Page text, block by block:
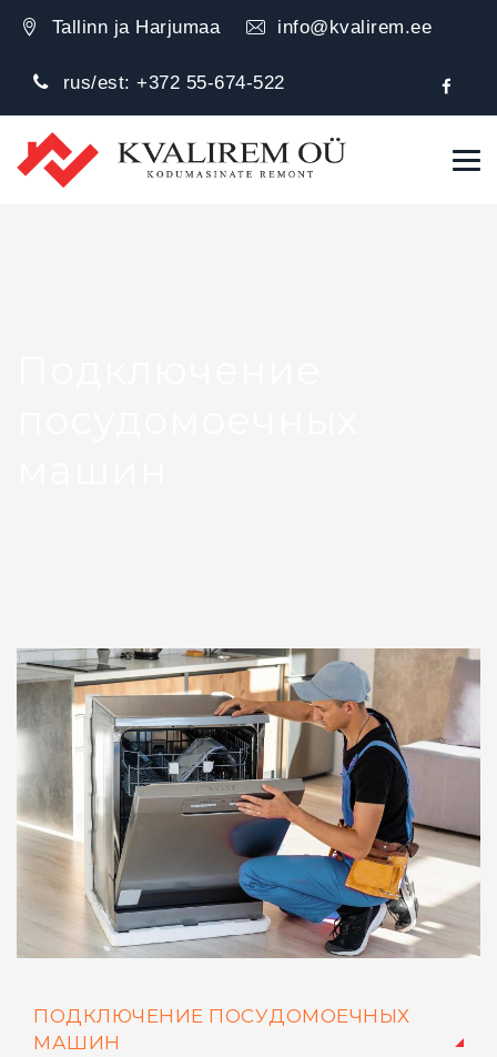
Tallinn ja Harjumaa info@kvalirem.ee
rus/est:+372 55-674-522
ПОДКЛЮЧЕНИЕ ПОСУДОМОЕЧНЫХ
МАШИН